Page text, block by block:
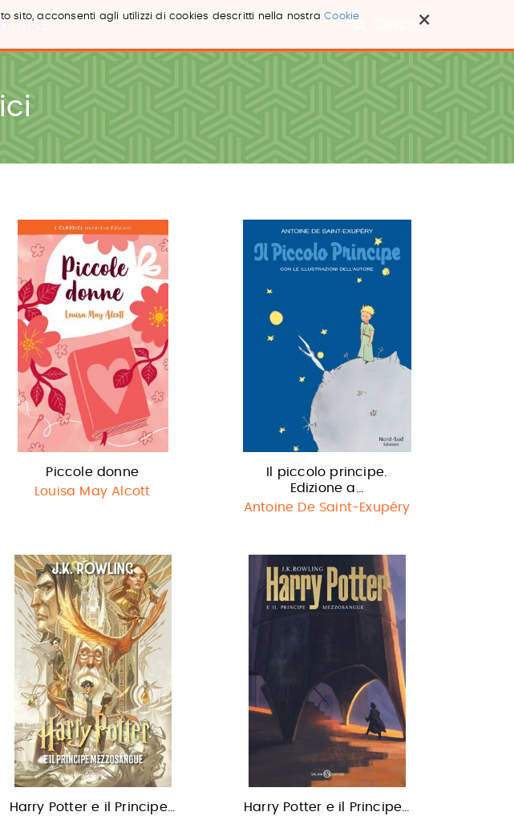
×
sito, acconsenti agli utilizzi di cookies descritti nella nostraCookie
Cerca ...
Piccole donne
Louisa May Alcott
Il piccolo principe.
Edizione a…
Antoine De Saint-Exupéry
Harry Potter e il Principe…
Harry Potter e il Principe…